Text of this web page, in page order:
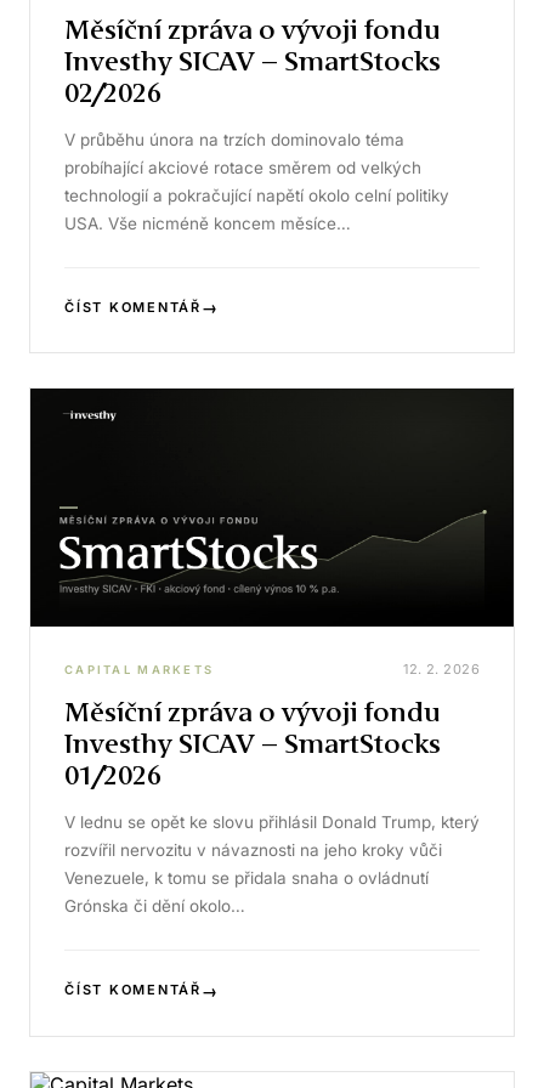
Měsíční zpráva o vývoji fondu
Investhy SICAV – SmartStocks
02/2026
V průběhu února na trzích dominovalo téma
probíhající akciové rotace směrem od velkých
technologií a pokračující napětí okolo celní politiky
USA. Vše nicméně koncem měsíce…
ČÍST KOMENTÁŘ →
CAPITAL MARKETS 12. 2. 2026
Měsíční zpráva o vývoji fondu
Investhy SICAV – SmartStocks
01/2026
V lednu se opět ke slovu přihlásil Donald Trump, který
rozvířil nervozitu v návaznosti na jeho kroky vůči
Venezuele, k tomu se přidala snaha o ovládnutí
Grónska či dění okolo…
ČÍST KOMENTÁŘ →